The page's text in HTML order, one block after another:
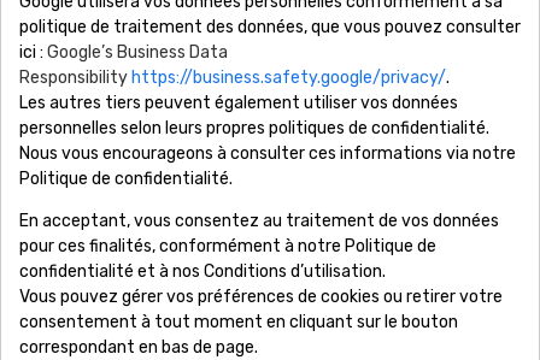
Email: contact@revonsbijoux.com
Société
Information
Votre Compte
Produits 
politique de traitement des données, que vous pouvez consulter
ici : Google’s Business Data
Responsibilityhttps://business.safety.google/privacy/.
Les autres tiers peuvent également utiliser vos données
personnelles selon leurs propres politiques de confidentialité.
Nous vous encourageons à consulter ces informations via notre
Politique de confidentialité.
En acceptant, vous consentez au traitement de vos données
pour ces finalités, conformément à notre Politique de
confidentialité et à nos Conditions d’utilisation.
Vous pouvez gérer vos préférences de cookies ou retirer votre
consentement à tout moment en cliquant sur le bouton
correspondant en bas de page.